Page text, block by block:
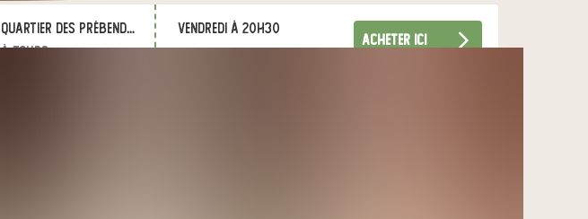
Quartier des Prébendes à Tours
à Tours
vendredi à 20h30
acheter ici